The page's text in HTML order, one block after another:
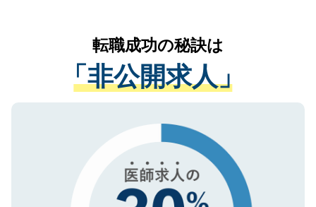
は、個人情報の取り扱いについての厳密な
管理基準を満たした事業者のみに付与され
る、プライバシーマークを取得済みです。
で、機密保持に関してもご安心ください。
かがいして、現在の医療機関の状況や紹介
経験をまじえながら、適切なアドバイスを
させていただきます。すぐにご転職をされ
ない方には、長期的なサポートが可能です
ので、まずはご登録ください。
転職成功の秘訣は
「非公開求人」